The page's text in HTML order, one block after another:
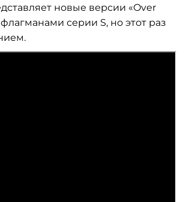
новые версии «Over
флагманами серии S, но этот раз